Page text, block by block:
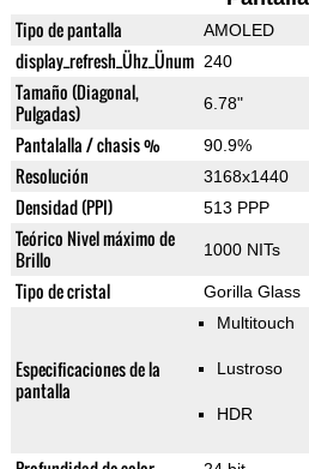
Tipo de pantalla AMOLED
display_refresh_Ühz_Ünum 240
Tamaño (Diagonal,
Pulgadas)
6.78"
Pantalalla / chasis % 90.9%
Resolución 3168x1440
Densidad (PPI) 513 PPP
Teórico Nivel máximo de
Brillo
1000 NITs
Tipo de cristal Gorilla Glass
Especificaciones de la
pantalla
Multitouch
Lustroso
HDR